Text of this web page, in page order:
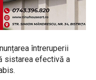
întreruperii
sistarea efectivă a